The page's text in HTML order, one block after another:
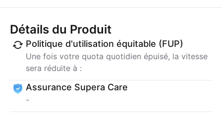
Détails du Produit
Politique d'utilisation équitable (FUP)
Une fois votre quota quotidien épuisé, la vitesse
sera réduite à :
Assurance Supera Care
-